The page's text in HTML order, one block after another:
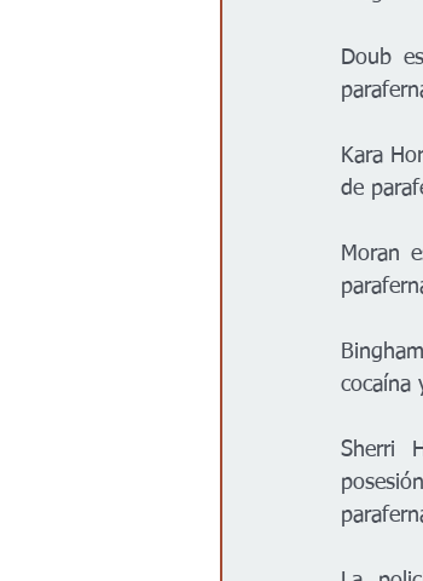
Doub
Kara
de
Moran
cocaína
Sherri